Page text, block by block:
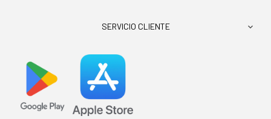
SERVICIO CLIENTE 